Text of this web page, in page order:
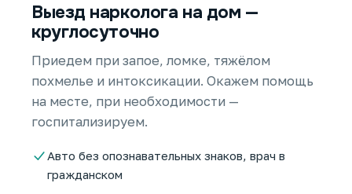
Выезд нарколога на дом —
круглосуточно
Приедем при запое, ломке, тяжёлом
похмелье и интоксикации. Окажем помощь
на месте, при необходимости —
госпитализируем.
Авто без опознавательных знаков, врач в
гражданском